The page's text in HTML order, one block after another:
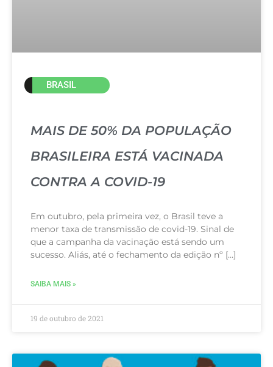
BRASIL
MAIS DE 50% DA POPULAÇÃO
BRASILEIRA ESTÁ VACINADA
CONTRA A COVID-19
Em outubro, pela primeira vez, o Brasil teve a
menor taxa de transmissão de covid-19. Sinal de
que a campanha da vacinação está sendo um
sucesso. Aliás, até o fechamento da edição nº […]
SAIBA MAIS »
19 de outubro de 2021